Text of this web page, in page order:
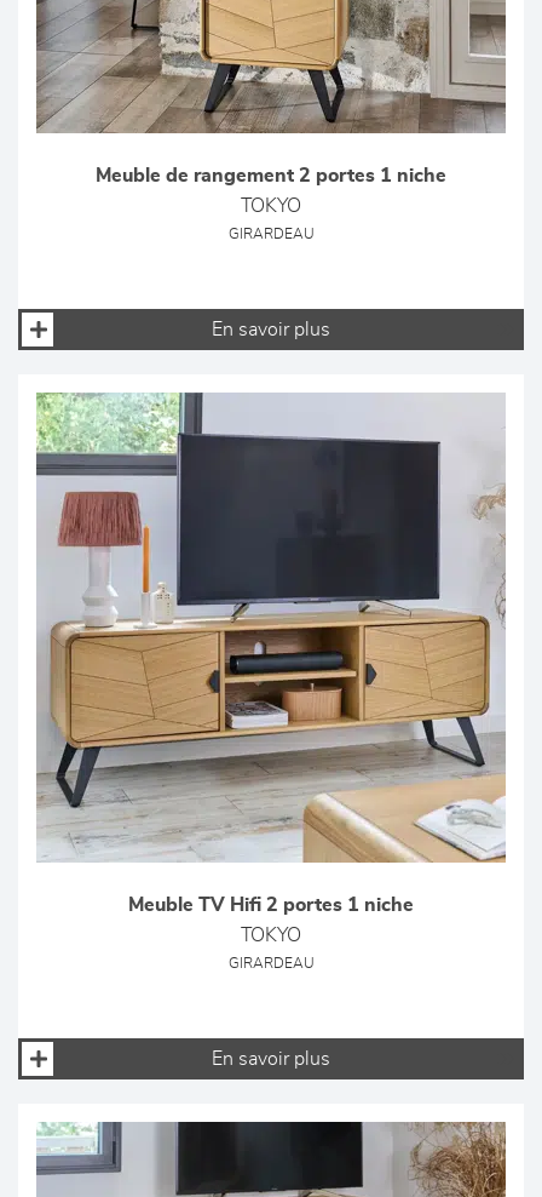
Meuble de rangement 2 portes 1 niche
TOKYO
GIRARDEAU
En savoir plus
Meuble TV Hifi 2 portes 1 niche
TOKYO
GIRARDEAU
En savoir plus